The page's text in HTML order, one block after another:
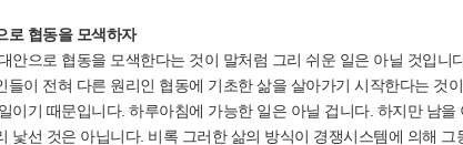
로 협동을 모색하자
안으로 협동을 모색한다는 것이 말처럼 그리 쉬운 일은 아닐 것입
들이 전혀 다른 원리인 협동에 기초한 삶을 살아가기 시작한다는 것
이기 때문입니다. 하루아침에 가능한 일은 아닐 겁니다. 하지만 남
낯선 것은 아닙니다. 비록 그러한 삶의 방식이 경쟁시스템에 의해